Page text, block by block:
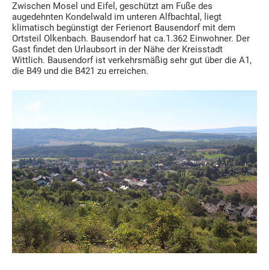
Zwischen Mosel und Eifel, geschützt am Fuße des
augedehnten Kondelwald im unteren Alfbachtal, liegt
klimatisch begünstigt der Ferienort Bausendorf mit dem
Ortsteil Olkenbach. Bausendorf hat ca.1.362 Einwohner. Der
Gast findet den Urlaubsort in der Nähe der Kreisstadt
Wittlich. Bausendorf ist verkehrsmäßig sehr gut über die A1,
die B49 und die B421 zu erreichen.